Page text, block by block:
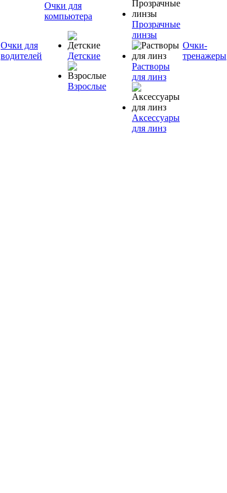
Очки для
водителей
Очки для
компьютера
Детские
Взрослые
Прозрачные
линзы
Растворы
для линз
Аксессуары
для линз
Очки-
тренажеры